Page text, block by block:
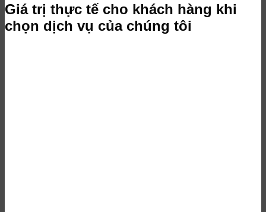
Giá trị thực tế cho khách hàng khi
chọn dịch vụ của chúng tôi